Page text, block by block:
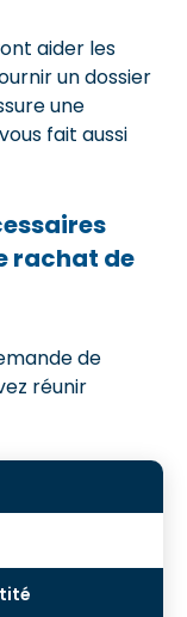
aider les
un dossier
une
fait aussi
rachat de
de
réunir